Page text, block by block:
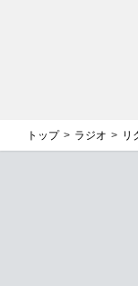
トップ ラジオ リ